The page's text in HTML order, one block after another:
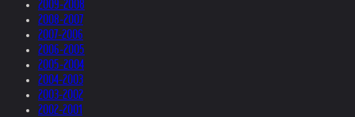
2009-2008
2008-2007
2007-2006
2006-2005
2005-2004
2004-2003
2003-2002
2002-2001